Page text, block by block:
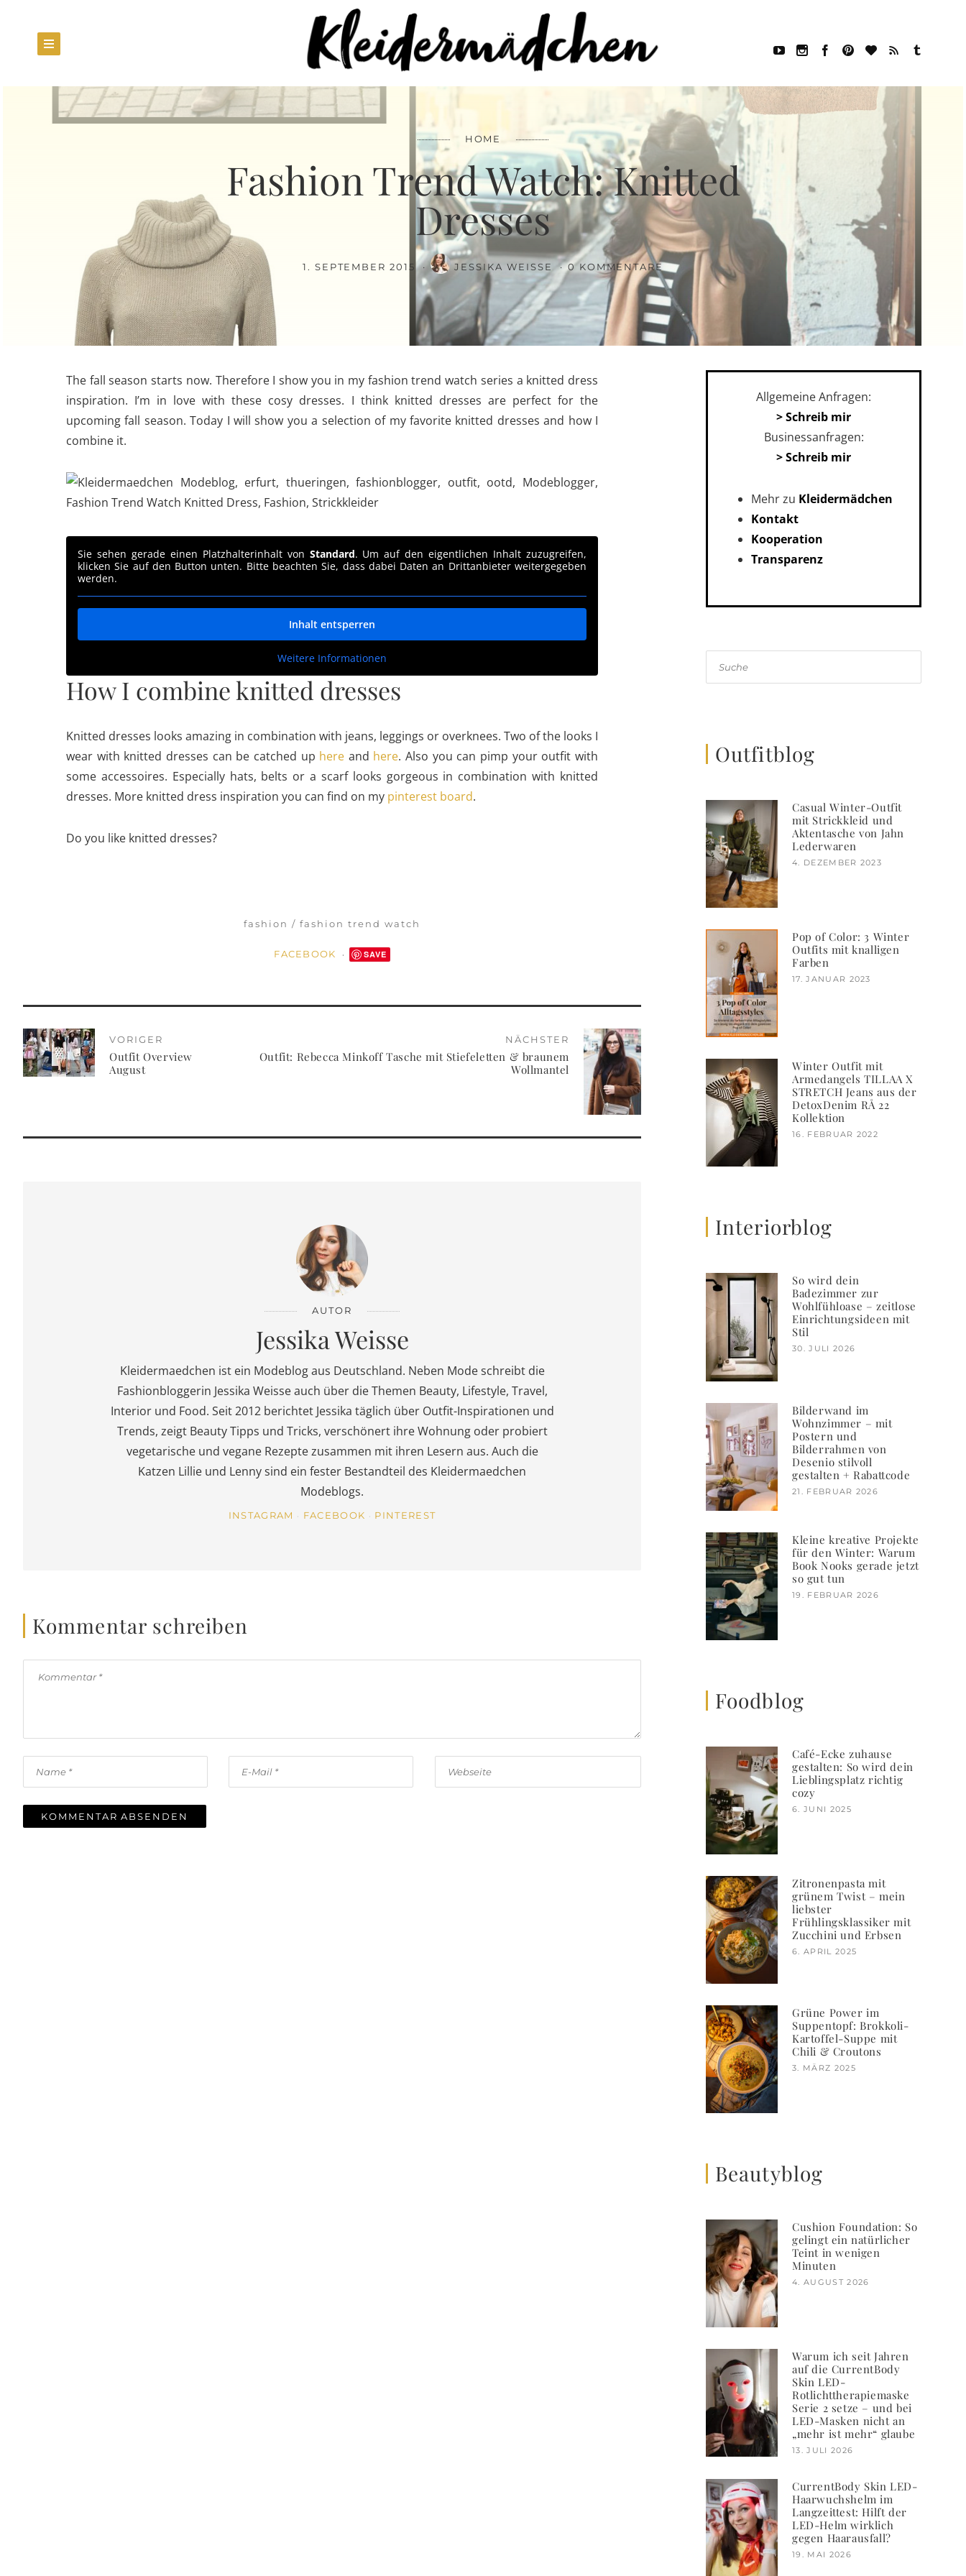
FACEBOOK SAVE
HOME
Fashion Trend Watch: Knitted
Dresses
1. SEPTEMBER 2015 JESSIKA WEISSE 0 KOMMENTARE
The fall season starts now. Therefore I show you in my fashion trend watch series a knitted dress
inspiration. I’m in love with these cosy dresses. I think knitted dresses are perfect for the
upcoming fall season. Today I will show you a selection of my favorite knitted dresses and how I
combine it.
Sie sehen gerade einen Platzhalterinhalt von Standard. Um auf den eigentlichen Inhalt zuzugreifen,
klicken Sie auf den Button unten. Bitte beachten Sie, dass dabei Daten an Drittanbieter weitergegeben
werden.
Inhalt entsperren
Weitere Informationen
How I combine knitted dresses
Knitted dresses looks amazing in combination with jeans, leggings or overknees. Two of the looks I
wear with knitted dresses can be catched up here and here. Also you can pimp your outfit with
some accessoires. Especially hats, belts or a scarf looks gorgeous in combination with knitted
dresses. More knitted dress inspiration you can find on my pinterest board.
Do you like knitted dresses?
fashion fashion trend watch
FACEBOOK SAVE
VORIGER
Outfit Overview
August
NÄCHSTER
Outfit: Rebecca Minkoff Tasche mit Stiefeletten & braunem
Wollmantel
AUTOR
Jessika Weisse
Kleidermaedchen ist ein Modeblog aus Deutschland. Neben Mode schreibt die
Fashionbloggerin Jessika Weisse auch über die Themen Beauty, Lifestyle, Travel,
Interior und Food. Seit 2012 berichtet Jessika täglich über Outfit-Inspirationen und
Trends, zeigt Beauty Tipps und Tricks, verschönert ihre Wohnung oder probiert
vegetarische und vegane Rezepte zusammen mit ihren Lesern aus. Auch die
Katzen Lillie und Lenny sind ein fester Bestandteil des Kleidermaedchen
Modeblogs.
INSTAGRAM FACEBOOK PINTEREST
Kommentar schreiben
Allgemeine Anfragen:
> Schreib mir
Businessanfragen:
> Schreib mir
Mehr zu Kleidermädchen
Kontakt
Kooperation
Transparenz
Suche
Outfitblog
Casual Winter-Outfit
mit Strickkleid und
Aktentasche von Jahn
Lederwaren
4. DEZEMBER 2023
Pop of Color: 3 Winter
Outfits mit knalligen
Farben
17. JANUAR 2023
Winter Outfit mit
Armedangels TILLAA X
STRETCH Jeans aus der
DetoxDenim RÅ 22
Kollektion
16. FEBRUAR 2022
Interiorblog
So wird dein
Badezimmer zur
Wohlfühloase – zeitlose
Einrichtungsideen mit
Stil
30. JULI 2026
Bilderwand im
Wohnzimmer – mit
Postern und
Bilderrahmen von
Desenio stilvoll
gestalten + Rabattcode
21. FEBRUAR 2026
Kleine kreative Projekte
für den Winter: Warum
Book Nooks gerade jetzt
so gut tun
19. FEBRUAR 2026
Foodblog
Café-Ecke zuhause
gestalten: So wird dein
Lieblingsplatz richtig
cozy
6. JUNI 2025
Zitronenpasta mit
grünem Twist – mein
liebster
Frühlingsklassiker mit
Zucchini und Erbsen
6. APRIL 2025
Grüne Power im
Suppentopf: Brokkoli-
Kartoffel-Suppe mit
Chili & Croutons
3. MÄRZ 2025
Beautyblog
Cushion Foundation: So
gelingt ein natürlicher
Teint in wenigen
Minuten
4. AUGUST 2026
Warum ich seit Jahren
auf die CurrentBody
Skin LED-
Rotlichttherapiemaske
Serie 2 setze – und bei
LED-Masken nicht an
„mehr ist mehr“ glaube
13. JULI 2026
CurrentBody Skin LED-
Haarwuchshelm im
Langzeittest: Hilft der
LED-Helm wirklich
gegen Haarausfall?
19. MAI 2026